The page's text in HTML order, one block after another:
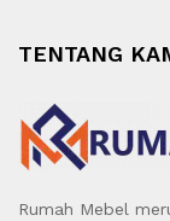
TENTANG
Rumah Mebel